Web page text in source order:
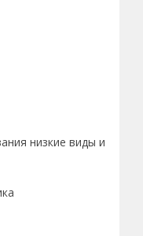
низкие виды и